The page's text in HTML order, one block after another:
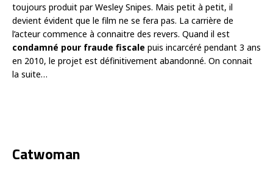
toujours produit par Wesley Snipes. Mais petit à petit, il
devient évident que le film ne se fera pas. La carrière de
l’acteur commence à connaitre des revers. Quand il est
condamné pour fraude fiscale puis incarcéré pendant 3 ans
en 2010, le projet est définitivement abandonné. On connait
la suite…
Catwoman